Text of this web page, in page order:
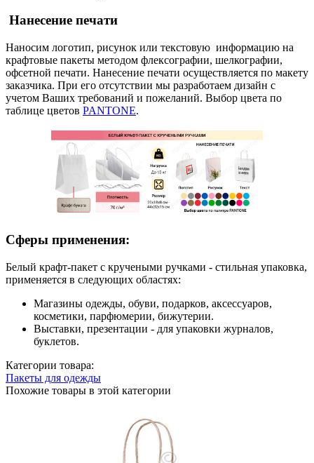
Нанесение печати
Наносим логотип, рисунок или текстовую информацию на
крафтовые пакеты методом флексографии, шелкографии,
офсетной печати. Нанесение печати осуществляется по макету
заказчика. При его отсутствии мы разработаем дизайн с
учетом Ваших требований и пожеланий. Выбор цвета по
таблице цветов PANTONE.
Сферы применения:
Белый крафт-пакет с кручеными ручками - стильная упаковка,
применяется в следующих областях:
Магазины одежды, обуви, подарков, аксессуаров,
косметики, парфюмерии, бижутерии.
Выставки, презентации - для упаковки журналов,
буклетов.
Категории товара:
Пакеты для одежды
Похожие товары в этой категории